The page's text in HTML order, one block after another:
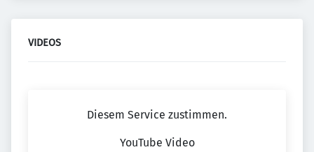
VIDEOS
Diesem Service zustimmen.
YouTube Video